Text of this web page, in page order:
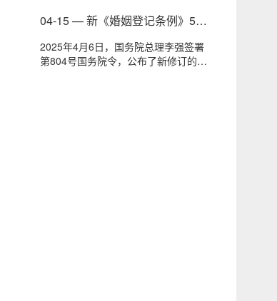
04-15 — 新《婚姻登记条例》5月
解读
2025年4月6日，国务院总理李强签署
第804号国务院令，公布了新修订的